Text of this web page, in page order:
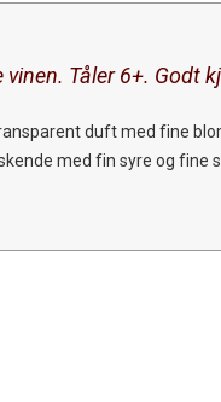
Tåler 6+. Godt
duft med fine
med fin syre og fine